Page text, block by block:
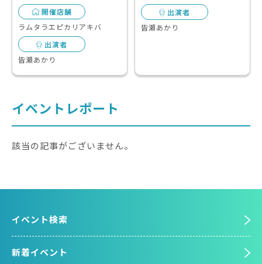
開催店舗
ラムタラエピカリアキバ
出演者
皆瀬あかり
出演者
皆瀬あかり
イベントレポート
該当の記事がございません。
イベント検索
新着イベント